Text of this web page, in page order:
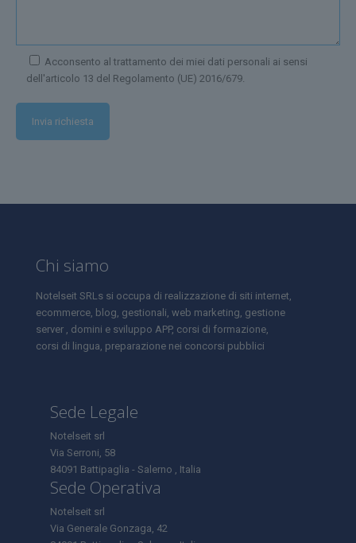
Acconsento al trattamento dei miei dati personali ai sensi
dell'articolo 13 del Regolamento (UE) 2016/679.
Chi siamo
Notelseit SRLs si occupa di realizzazione di siti internet,
ecommerce, blog, gestionali, web marketing, gestione
server , domini e sviluppo APP, corsi di formazione,
corsi di lingua, preparazione nei concorsi pubblici
Sede Legale
Notelseit srl
Via Serroni, 58
84091 Battipaglia - Salerno , Italia
Sede Operativa
Notelseit srl
Via Generale Gonzaga, 42